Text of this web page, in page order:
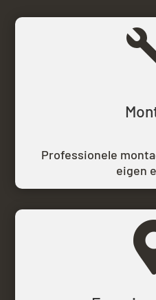
Professionele
eigen